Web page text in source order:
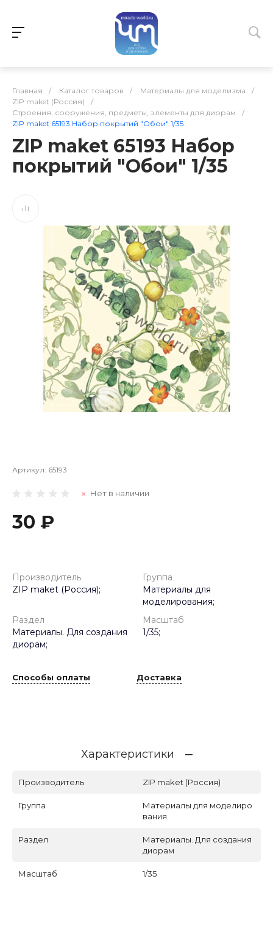
Главная / Каталог товаров / Материалы для моделизма
/
ZIP maket (Россия)
/
Строения, сооружения, предметы, элементы для диорам
/
ZIP maket 65193 Набор покрытий "Обои" 1/35
ZIP maket 65193 Набор
покрытий "Обои" 1/35
Артикул: 65193
Нет в наличии
30 ₽
Производитель
ZIP maket (Россия);
Группа
Материалы для
моделирования;
Раздел
Материалы. Для создания
диорам;
Масштаб
1/35;
Способы оплаты Доставка
Характеристики
Производитель ZIP maket (Россия)
Группа
Материалы для моделиро
вания
Раздел
Материалы. Для создания
диорам
Масштаб 1/35